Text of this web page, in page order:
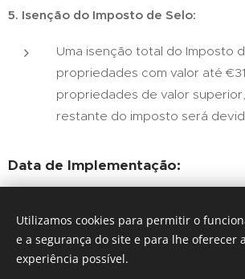
5. Isenção do Imposto de Selo:
Uma isenção total do Imposto
propriedades com valor até
propriedades de valor
restante do imposto será
Data de Implementação:
deverá entrar em vigor a 1 de
Esta nova legislação marca um
tornar a aquisição de casa própria
Utilizamos cookies para permitir o
e a segurança do site e para lhe oferecer
experiência possível.